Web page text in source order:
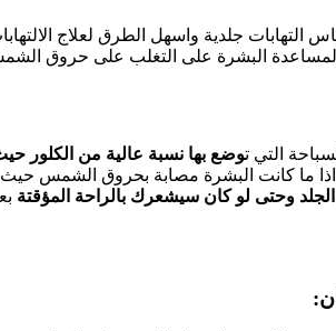
جلدية واسهل الطرق لعلاج
البشرة على التغلب على حروق
التي توضع بها نسبة عالية من الكلور
ما كانت البشرة مصابة بحروق الشمس حيث
وحتى لو كان سيشعرك بالراحة المؤقتة